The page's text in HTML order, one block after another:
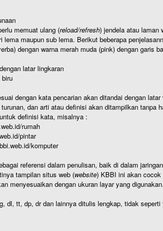
memuat ulang (reload/refresh) jendela atau laman
maupun sub lema. Berikut beberapa
dengan warna merah muda (pink) dengan garis
latar lingkaran
biru
dengan kata pencarian akan ditandai dengan latar
dan arti atau definisi akan ditampilkan tanpa
definisi kata, misalnya :
rumah
pintar
komputer
referensi dalam penulisan, baik di dalam
tampilan situs web (website) KBBI ini akan cocok
menyesuaikan dengan ukuran layar yang digunakan.
dl, tt, dp, dr dan lainnya ditulis lengkap, tidak